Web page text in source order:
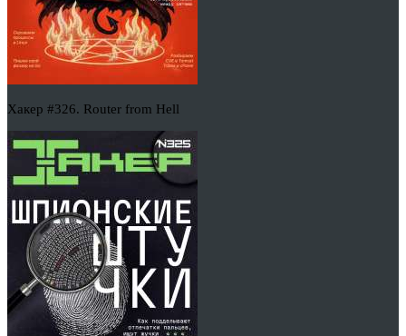
Хакер #326. Router from Hell